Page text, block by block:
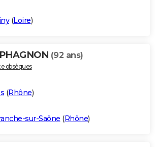
(Loire)
(92 ans)
obsèques
(Rhône)
sur-Saône (Rhône)